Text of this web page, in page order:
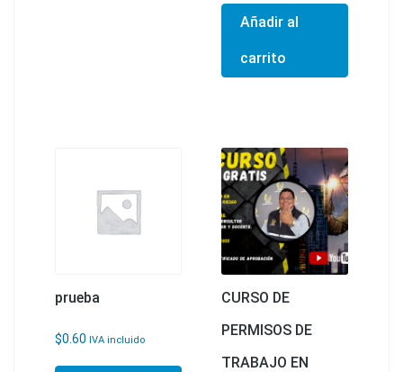
Añadir al
carrito
prueba
$0.60 IVA incluido
CURSO DE
PERMISOS DE
TRABAJO EN